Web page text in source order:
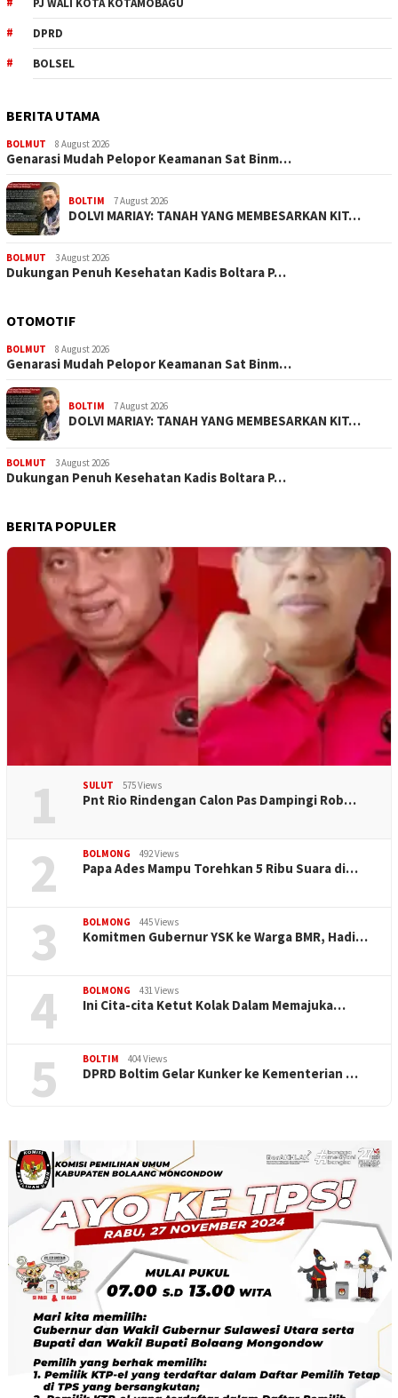
PJ WALI KOTA KOTAMOBAGU
DPRD
BOLSEL
BERITA UTAMA
BOLMUT 8 August 2026
Genarasi Mudah Pelopor Keamanan Sat Binm…
BOLTIM 7 August 2026
DOLVI MARIAY: TANAH YANG MEMBESARKAN KIT…
BOLMUT 3 August 2026
Dukungan Penuh Kesehatan Kadis Boltara P…
OTOMOTIF
BOLMUT 8 August 2026
Genarasi Mudah Pelopor Keamanan Sat Binm…
BOLTIM 7 August 2026
DOLVI MARIAY: TANAH YANG MEMBESARKAN KIT…
BOLMUT 3 August 2026
Dukungan Penuh Kesehatan Kadis Boltara P…
BERITA POPULER
1 SULUT 575 Views
Pnt Rio Rindengan Calon Pas Dampingi Rob…
2 BOLMONG 492 Views
Papa Ades Mampu Torehkan 5 Ribu Suara di…
3 BOLMONG 445 Views
Komitmen Gubernur YSK ke Warga BMR, Hadi…
4 BOLMONG 431 Views
Ini Cita-cita Ketut Kolak Dalam Memajuka…
5 BOLTIM 404 Views
DPRD Boltim Gelar Kunker ke Kementerian …